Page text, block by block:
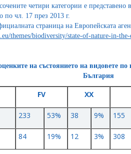
четири категории е представено
по чл. 17 през 2013 г.
страница на Европейската
themes/biodiversity/state-of-nature-in-
на състоянието на видовете
България
FV XX
233 53% 38 9% 155
84 19% 12 3% 308